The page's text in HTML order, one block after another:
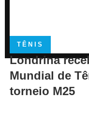
TÊNIS
Londrina
Mundial de
torneio M25